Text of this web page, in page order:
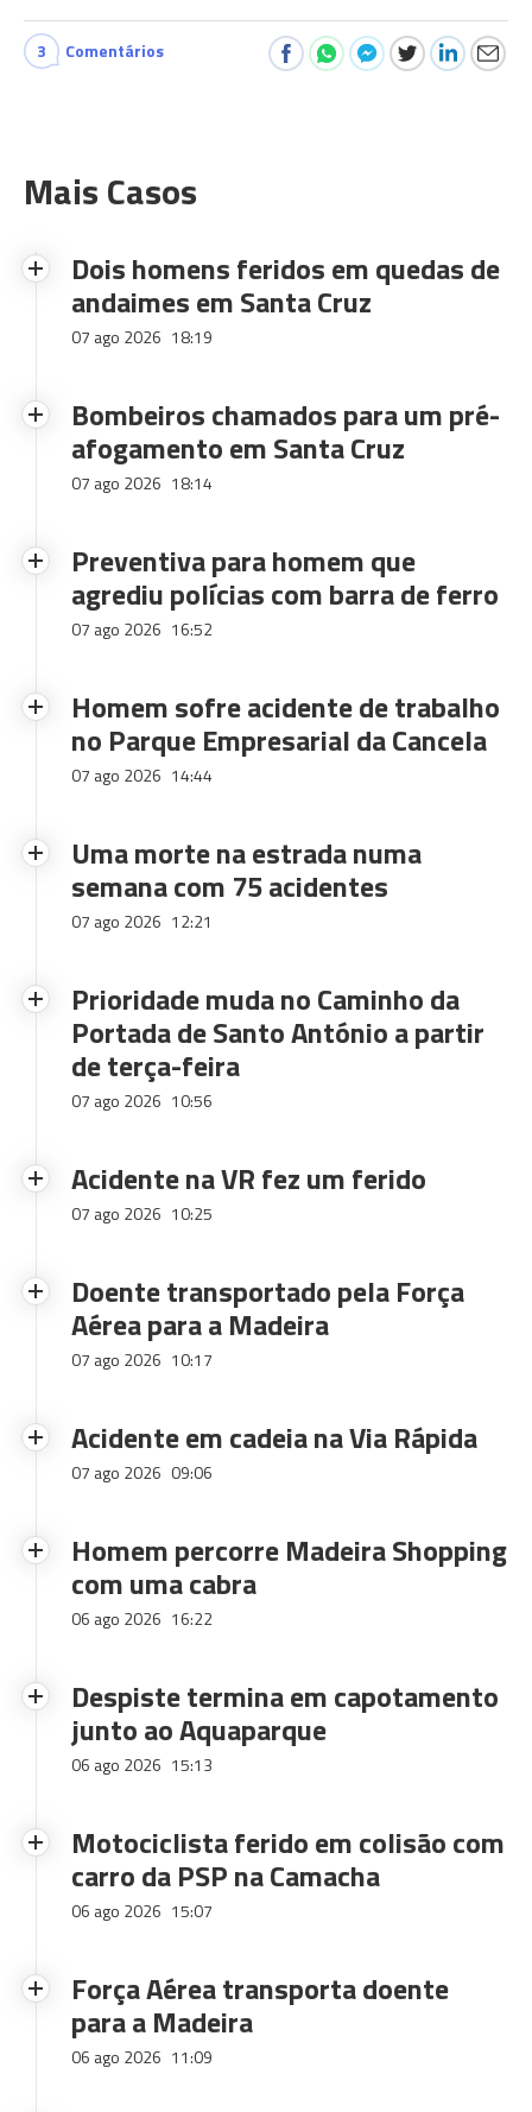
3 Comentários
Mais Casos
Dois homens feridos em quedas de
andaimes em Santa Cruz
07 ago 2026 18:19
Bombeiros chamados para um pré-
afogamento em Santa Cruz
07 ago 2026 18:14
Preventiva para homem que
agrediu polícias com barra de ferro
07 ago 2026 16:52
Homem sofre acidente de trabalho
no Parque Empresarial da Cancela
07 ago 2026 14:44
Uma morte na estrada numa
semana com 75 acidentes
07 ago 2026 12:21
Prioridade muda no Caminho da
Portada de Santo António a partir
de terça-feira
07 ago 2026 10:56
Acidente na VR fez um ferido
07 ago 2026 10:25
Doente transportado pela Força
Aérea para a Madeira
07 ago 2026 10:17
Acidente em cadeia na Via Rápida
07 ago 2026 09:06
Homem percorre Madeira Shopping
com uma cabra
06 ago 2026 16:22
Despiste termina em capotamento
junto ao Aquaparque
06 ago 2026 15:13
Motociclista ferido em colisão com
carro da PSP na Camacha
06 ago 2026 15:07
Força Aérea transporta doente
para a Madeira
06 ago 2026 11:09